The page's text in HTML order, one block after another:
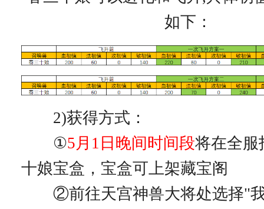
如下：
2)获得方式：
①5月1日晚间时间段将在全服
十娘宝盒，宝盒可上架藏宝阁
②前往天宫神兽大将处选择"我